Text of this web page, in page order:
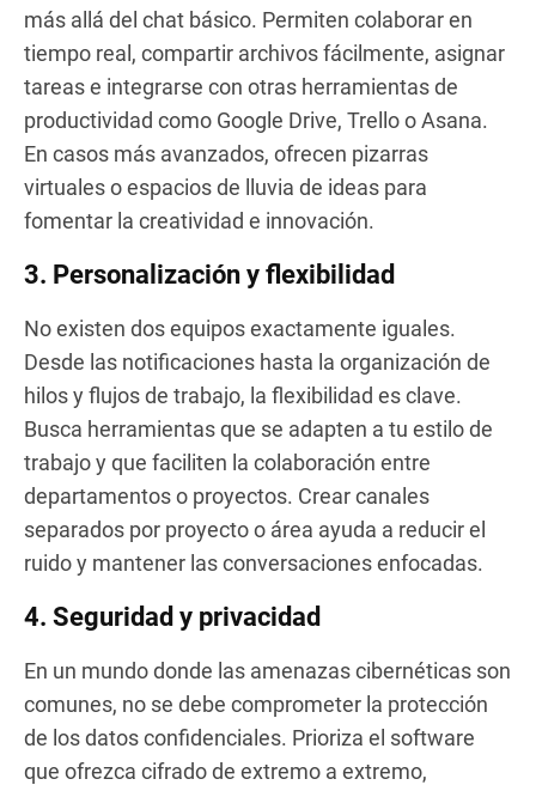
más allá del chat básico. Permiten colaborar en
tiempo real, compartir archivos fácilmente, asignar
tareas e integrarse con otras herramientas de
productividad como Google Drive, Trello o Asana.
En casos más avanzados, ofrecen pizarras
virtuales o espacios de lluvia de ideas para
fomentar la creatividad e innovación.
3. Personalización y flexibilidad
No existen dos equipos exactamente iguales.
Desde las notificaciones hasta la organización de
hilos y flujos de trabajo, la flexibilidad es clave.
Busca herramientas que se adapten a tu estilo de
trabajo y que faciliten la colaboración entre
departamentos o proyectos. Crear canales
separados por proyecto o área ayuda a reducir el
ruido y mantener las conversaciones enfocadas.
4. Seguridad y privacidad
En un mundo donde las amenazas cibernéticas son
comunes, no se debe comprometer la protección
de los datos confidenciales. Prioriza el software
que ofrezca cifrado de extremo a extremo,